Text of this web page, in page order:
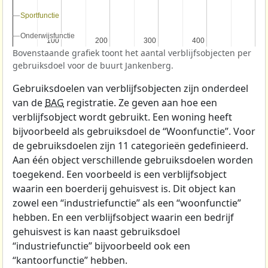
100
100 200
200 300
300 400
400
Sportfunctie
Sportfunctie
Onderwijsfunctie
Onderwijsfunctie
Bovenstaande grafiek toont het aantal verblijfsobjecten per
gebruiksdoel voor de buurt Jankenberg.
Gebruiksdoelen van verblijfsobjecten zijn onderdeel
van de BAG registratie. Ze geven aan hoe een
verblijfsobject wordt gebruikt. Een woning heeft
bijvoorbeeld als gebruiksdoel de “Woonfunctie”. Voor
de gebruiksdoelen zijn 11 categorieën gedefinieerd.
Aan één object verschillende gebruiksdoelen worden
toegekend. Een voorbeeld is een verblijfsobject
waarin een boerderij gehuisvest is. Dit object kan
zowel een “industriefunctie” als een “woonfunctie”
hebben. En een verblijfsobject waarin een bedrijf
gehuisvest is kan naast gebruiksdoel
“industriefunctie” bijvoorbeeld ook een
“kantoorfunctie” hebben.